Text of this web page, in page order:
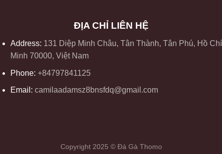
ĐỊA CHỈ LIÊN HỆ
Address: 131 Diệp Minh Châu, Tân Thành, Tân Phú, Hồ Chí
Minh 70000, Việt Nam
Phone: +84797841125
Email: camilaadamsz8bnsfdq@gmail.com
Copyright 2025 © Đá Gà Thomo